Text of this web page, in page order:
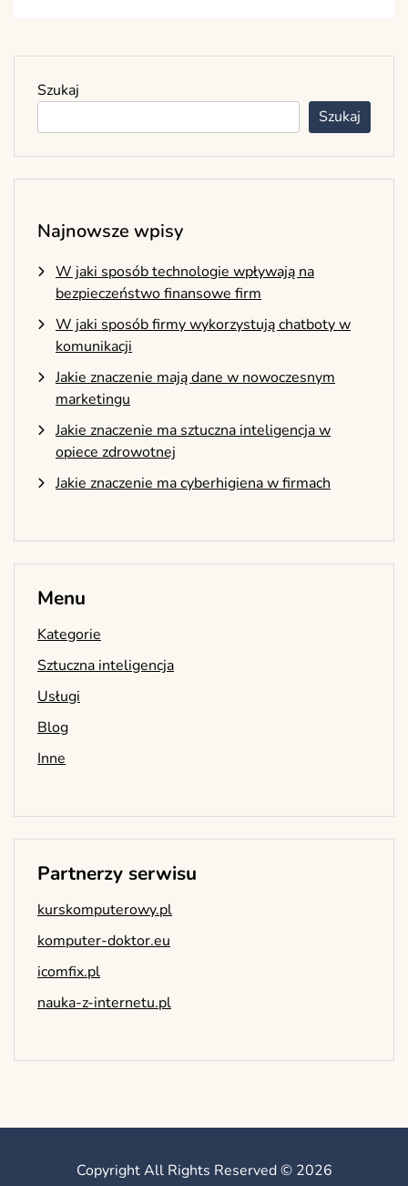
Szukaj
Szukaj
Najnowsze wpisy
W jaki sposób technologie wpływają na
bezpieczeństwo finansowe firm
W jaki sposób firmy wykorzystują chatboty w
komunikacji
Jakie znaczenie mają dane w nowoczesnym
marketingu
Jakie znaczenie ma sztuczna inteligencja w
opiece zdrowotnej
Jakie znaczenie ma cyberhigiena w firmach
Menu
Kategorie
Sztuczna inteligencja
Usługi
Blog
Inne
Partnerzy serwisu
kurskomputerowy.pl
komputer-doktor.eu
icomfix.pl
nauka-z-internetu.pl
Copyright All Rights Reserved © 2026